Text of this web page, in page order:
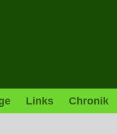
Links Chronik